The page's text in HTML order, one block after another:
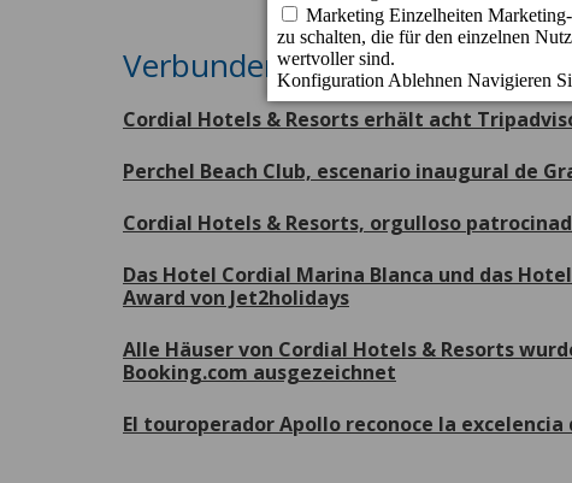
Verbunden
Cordial Hotels & Resorts erhält acht
Perchel Beach Club, escenario inaugural de
Cordial Hotels & Resorts, orgulloso
Das Hotel Cordial Marina Blanca und das
Award von Jet2holidays
Alle Häuser von Cordial Hotels & Resorts
Booking.com ausgezeichnet
El touroperador Apollo reconoce la